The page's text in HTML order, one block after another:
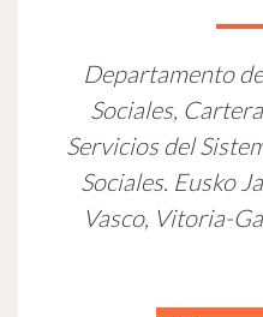
Departamento
Sociales,
Servicios del
Sociales. Eusko
Vasco, Vitoria-